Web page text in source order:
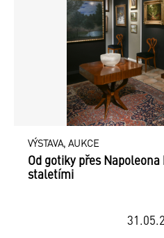
VÝSTAVA, AUKCE
Od gotiky přes
staletími